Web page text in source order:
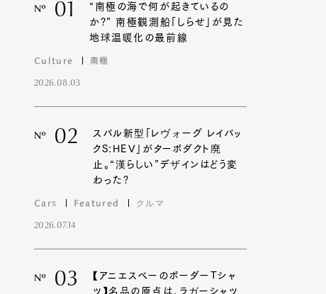
Nº 01
“南極の海で何が起きているの
か?” 南極観測船「しらせ」が見た
地球温暖化の最前線
Culture 南極
2026.08.03
Nº 02
スバル新型「レヴォーグ レイバッ
クS:HEV」がターボダクト廃
止。“漢らしい”デザインはどう変
わった?
Cars Featured クルマ
2026.07.14
Nº 03
【アニエスベーのボーダーTシャ
ツ】名品の原点は、ラガーシャツ